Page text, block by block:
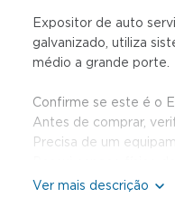
Expositor de auto
galvanizado, utiliza
médio a grande porte.
Confirme se este é o
Antes de comprar,
Precisa de um
O ambiente suporta a